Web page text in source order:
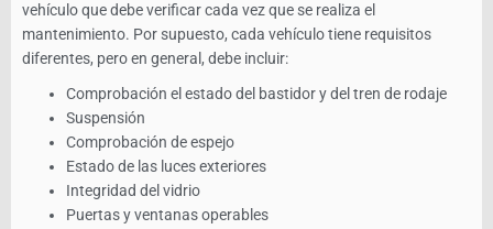
vehículo que debe verificar cada vez que se realiza el
mantenimiento. Por supuesto, cada vehículo tiene requisitos
diferentes, pero en general, debe incluir:
Comprobación el estado del bastidor y del tren de rodaje
Suspensión
Comprobación de espejo
Estado de las luces exteriores
Integridad del vidrio
Puertas y ventanas operables